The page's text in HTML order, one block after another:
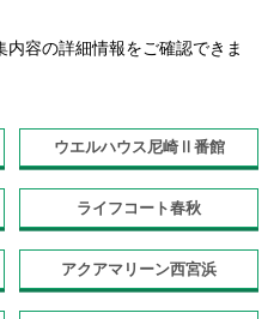
容の詳細情報をご確認できま
ウエルハウス尼崎Ⅱ番館
ライフコート春秋
アクアマリーン西宮浜